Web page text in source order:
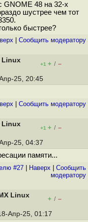
GNOME 48 на 32-х
шустрее чем тот
быстрее?
Cообщить модератору
Linux
+1 + / –
25, 20:45
Cообщить модератору
Linux
+1 + / –
25, 04:37
памяти...
#27 Наверх
Cообщить
модератору
Linux
+ / –
Апр-25, 01:17